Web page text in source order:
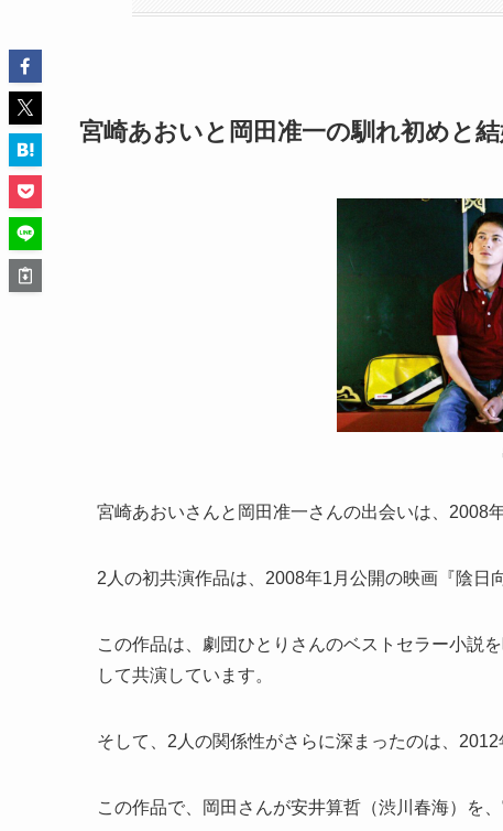
宮崎あおいと岡田准一の馴れ初めと
宮崎あおいさんと岡田准一さんの出会いは、2008
2人の初共演作品は、2008年1月公開の映画『陰日
この作品は、劇団ひとりさんのベストセラー小説
して共演しています。
そして、2人の関係性がさらに深まったのは、
この作品で、岡田さんが安井算哲（渋川春海）を